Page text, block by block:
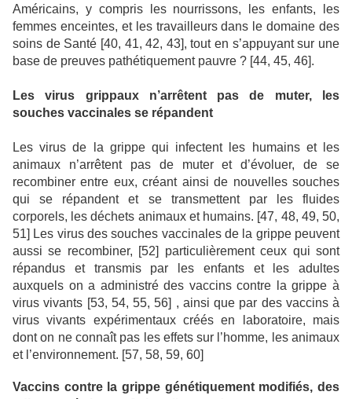
Américains, y compris les nourrissons, les enfants, les
femmes enceintes, et les travailleurs dans le domaine des
soins de Santé [40, 41, 42, 43], tout en s’appuyant sur une
base de preuves pathétiquement pauvre ? [44, 45, 46].
Les virus grippaux n’arrêtent pas de muter, les
souches vaccinales se répandent
Les virus de la grippe qui infectent les humains et les
animaux n’arrêtent pas de muter et d’évoluer, de se
recombiner entre eux, créant ainsi de nouvelles souches
qui se répandent et se transmettent par les fluides
corporels, les déchets animaux et humains. [47, 48, 49, 50,
51] Les virus des souches vaccinales de la grippe peuvent
aussi se recombiner, [52] particulièrement ceux qui sont
répandus et transmis par les enfants et les adultes
auxquels on a administré des vaccins contre la grippe à
virus vivants [53, 54, 55, 56] , ainsi que par des vaccins à
virus vivants expérimentaux créés en laboratoire, mais
dont on ne connaît pas les effets sur l’homme, les animaux
et l’environnement. [57, 58, 59, 60]
Vaccins contre la grippe génétiquement modifiés, des